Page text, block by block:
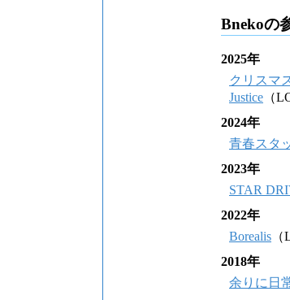
Bnekoの
2025年
クリスマ
Justice （
2024年
青春スタ
2023年
STAR
2022年
Borealis
2018年
余りに日